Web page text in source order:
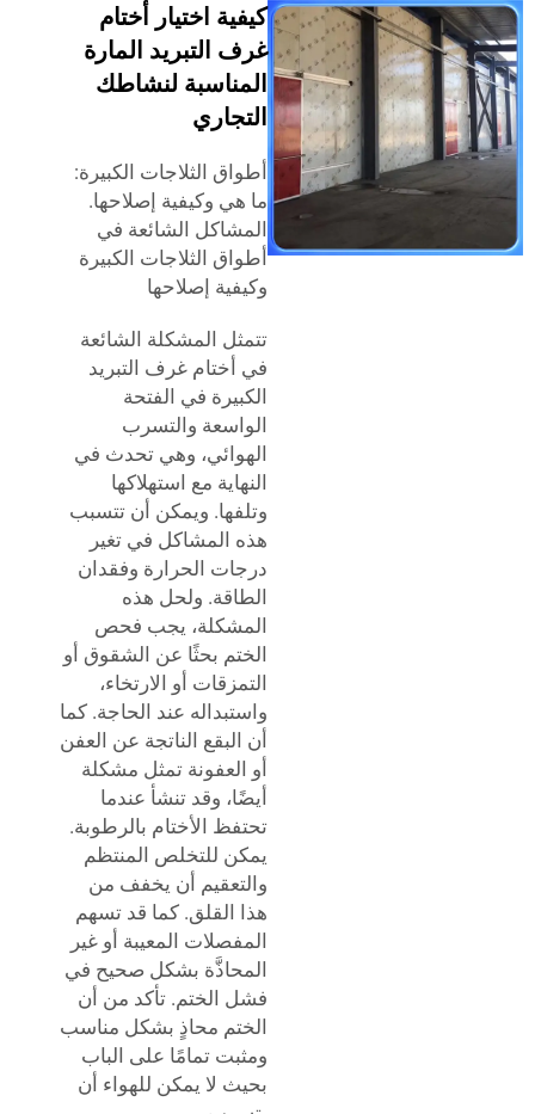
كيفية اختيار أختام
غرف التبريد المارة
المناسبة لنشاطك
التجاري
أطواق الثلاجات الكبيرة:
ما هي وكيفية إصلاحها.
المشاكل الشائعة في
أطواق الثلاجات الكبيرة
وكيفية إصلاحها
تتمثل المشكلة الشائعة
في أختام غرف التبريد
الكبيرة في الفتحة
الواسعة والتسرب
الهوائي، وهي تحدث في
النهاية مع استهلاكها
وتلفها. ويمكن أن تتسبب
هذه المشاكل في تغير
درجات الحرارة وفقدان
الطاقة. ولحل هذه
المشكلة، يجب فحص
الختم بحثًا عن الشقوق أو
التمزقات أو الارتخاء،
واستبداله عند الحاجة. كما
أن البقع الناتجة عن العفن
أو العفونة تمثل مشكلة
أيضًا، وقد تنشأ عندما
تحتفظ الأختام بالرطوبة.
يمكن للتخلص المنتظم
والتعقيم أن يخفف من
هذا القلق. كما قد تسهم
المفصلات المعيبة أو غير
المحاذَّة بشكل صحيح في
فشل الختم. تأكد من أن
الختم محاذٍ بشكل مناسب
ومثبت تمامًا على الباب
بحيث لا يمكن للهواء أن